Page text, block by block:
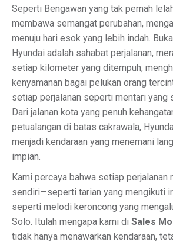
Seperti Bengawan yang tak pernah
membawa semangat perubahan,
menuju hari esok yang lebih indah.
Hyundai adalah sahabat perjalanan,
setiap kilometer yang ditempuh,
kenyamanan bagai pelukan orang
setiap perjalanan seperti mentari yang
Dari jalanan kota yang penuh
petualangan di batas cakrawala,
menjadi kendaraan yang menemani
impian.
Kami percaya bahwa setiap perjalanan
sendiri—seperti tarian yang mengikuti
seperti melodi keroncong yang
Solo. Itulah mengapa kami di Sales
tidak hanya menawarkan kendaraan,